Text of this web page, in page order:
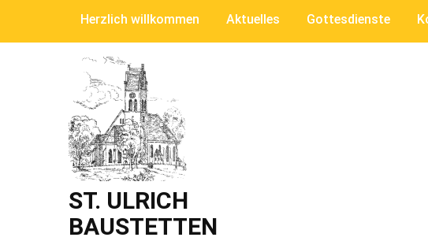
Herzlich willkommen Aktuelles Gottesdienste
ST. ULRICH
BAUSTETTEN